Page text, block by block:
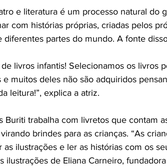
e literatura é um processo natural do
com histórias próprias, criadas pelos
diferentes partes do mundo. A fonte
livros infantis! Selecionamos os livros
e muitos deles não são adquiridos
leitura!”, explica a atriz.
Buriti trabalha com livretos que contam
brindes para as crianças. “As
as ilustrações e ler as histórias com os
ilustrações de Eliana Carneiro,